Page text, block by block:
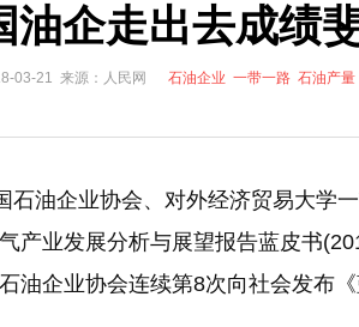
，打造清洁型绿色工业 广州新能源汽车生
油企走出去成绩
03-21 来源：人民网 石油企业 一带一路 石油产量
石油企业协会、对外经济贸易大学
产业发展分析与展望报告蓝皮书
油企业协会连续第8次向社会发布《